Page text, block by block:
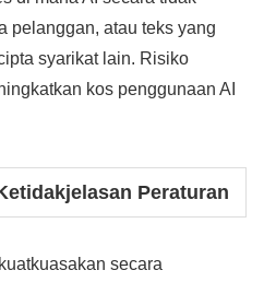
pelanggan, atau teks yang
syarikat lain. Risiko
kos penggunaan AI
Peraturan
secara